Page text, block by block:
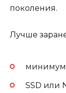
поколения.
Лучше
минимум
SSD или